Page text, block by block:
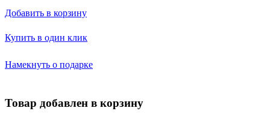
Добавить в корзину
Купить в один клик
Намекнуть о подарке
Товар добавлен в корзину